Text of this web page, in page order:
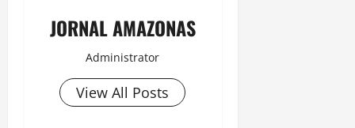
JORNAL AMAZONAS
Administrator
View All Posts